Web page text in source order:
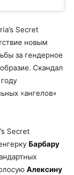
Secret
новым
за гендерное
Скандал
«ангелов»
Secret
Барбару
Алексину